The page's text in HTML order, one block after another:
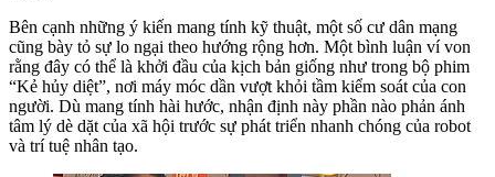
Bên cạnh những ý kiến mang tính kỹ thuật, một số cư dân mạng
cũng bày tỏ sự lo ngại theo hướng rộng hơn. Một bình luận ví von
rằng đây có thể là khởi đầu của kịch bản giống như trong bộ phim
“Kẻ hủy diệt”, nơi máy móc dần vượt khỏi tầm kiểm soát của con
người. Dù mang tính hài hước, nhận định này phần nào phản ánh
tâm lý dè dặt của xã hội trước sự phát triển nhanh chóng của robot
và trí tuệ nhân tạo.